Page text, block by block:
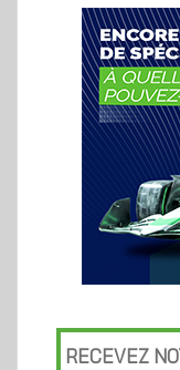
RECEVEZ